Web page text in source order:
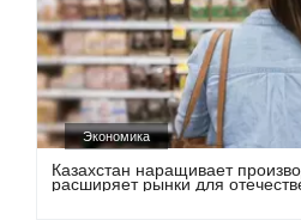
Экономика
Казахстан наращивает
расширяет рынки для